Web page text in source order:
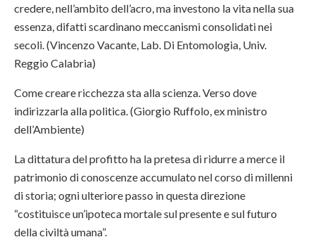
credere, nell’ambito dell’acro, ma investono la vita nella sua
essenza, difatti scardinano meccanismi consolidati nei
secoli. (Vincenzo Vacante, Lab. Di Entomologia, Univ.
Reggio Calabria)
Come creare ricchezza sta alla scienza. Verso dove
indirizzarla alla politica. (Giorgio Ruffolo, ex ministro
dell’Ambiente)
La dittatura del profitto ha la pretesa di ridurre a merce il
patrimonio di conoscenze accumulato nel corso di millenni
di storia; ogni ulteriore passo in questa direzione
“costituisce un’ipoteca mortale sul presente e sul futuro
della civiltà umana”.